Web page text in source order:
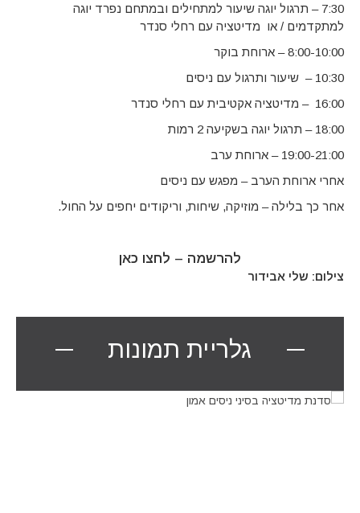
7:30 – תרגול יוגה שיעור למתחילים ובמתחם נפרד יוגה
למתקדמים / או מדיטציה עם רחלי סנדר
8:00-10:00 – ארוחת בוקר
10:30 – שיעור ותרגול עם ניסים
16:00 – מדיטציה אקטיבית עם רחלי סנדר
18:00 – תרגול יוגה בשקיעה 2 רמות
19:00-21:00 – ארוחת ערב
אחרי ארוחת הערב – מפגש עם ניסים
אחר כך בלילה – מוזיקה, שיחות, וריקודים יחפים על החול.
להרשמה – לחצו כאן
צילום: שלי אבידור
גלריית תמונות